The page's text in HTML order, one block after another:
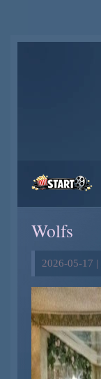
Wolfs
2026-05-17 |